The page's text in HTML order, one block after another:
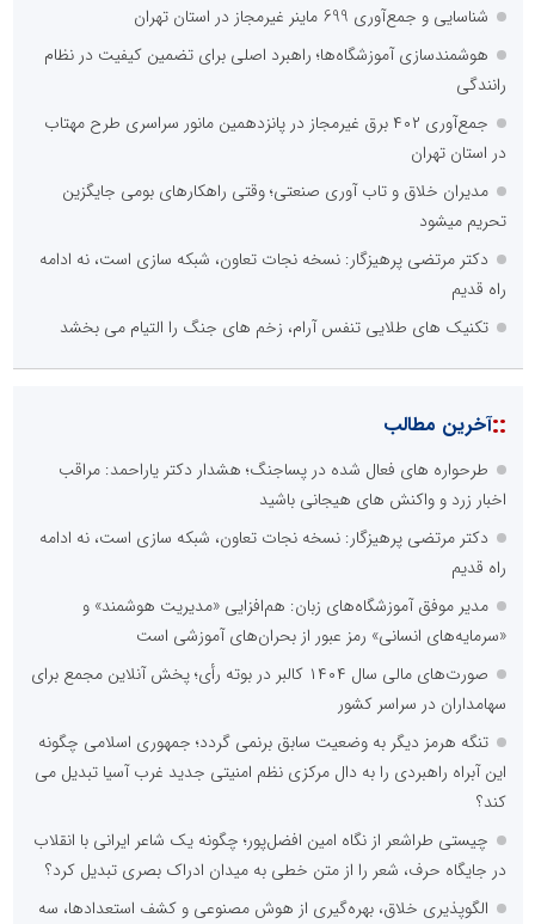
شناسایی و جمع‌آوری 699 ماینر غیرمجاز در استان تهران
هوشمندسازی آموزشگاه‌ها؛ راهبرد اصلی برای تضمین کیفیت در نظام
رانندگی
جمع‌آوری ۴۰۲ برق غیرمجاز در پانزدهمین مانور سراسری طرح مهتاب
در استان تهران
مدیران خلاق و تاب آوری صنعتی؛ وقتی راهکارهای بومی جایگزین
تحریم میشود
دکتر مرتضی پرهیزگار: نسخه نجات تعاون، شبکه سازی است، نه ادامه
راه قدیم
تکنیک های طلایی تنفس آرام، زخم های جنگ را التیام می بخشد
::آخرین مطالب
طرحواره های فعال شده در پساجنگ؛ هشدار دکتر یاراحمد: مراقب
اخبار زرد و واکنش های هیجانی باشید
دکتر مرتضی پرهیزگار: نسخه نجات تعاون، شبکه سازی است، نه ادامه
راه قدیم
مدیر موفق آموزشگاه‌های زبان: هم‌افزایی «مدیریت هوشمند» و
«سرمایه‌های انسانی» رمز عبور از بحران‌های آموزشی است
صورت‌های مالی سال ۱۴۰۴ کالبر در بوته رأی؛ پخش آنلاین مجمع برای
سهامداران در سراسر کشور
تنگه هرمز دیگر به وضعیت سابق برنمی گردد؛ جمهوری اسلامی چگونه
این آبراه راهبردی را به دال مرکزی نظم امنیتی جدید غرب آسیا تبدیل می
کند؟
چیستی طراشعر از نگاه امین افضل‌پور؛ چگونه یک شاعر ایرانی با انقلاب
در جایگاه حرف، شعر را از متن خطی به میدان ادراک بصری تبدیل کرد؟
الگوپذیری خلاق، بهره‌گیری از هوش مصنوعی و کشف استعدادها، سه